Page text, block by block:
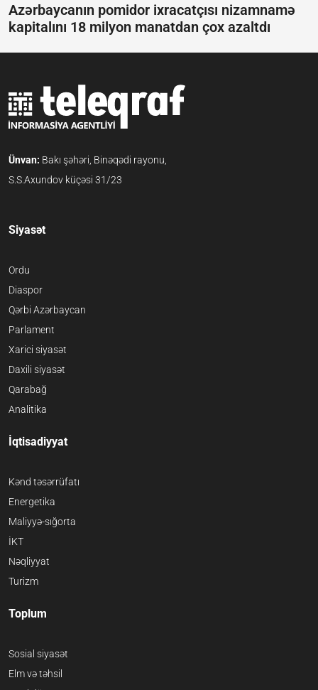
Azərbaycanın pomidor ixracatçısı nizamnamə
kapitalını 18 milyon manatdan çox azaltdı
Ünvan: Bakı şəhəri, Binəqədi rayonu,
S.S.Axundov küçəsi 31/23
Siyasət
Ordu
Diaspor
Qərbi Azərbaycan
Parlament
Xarici siyasət
Daxili siyasət
Qarabağ
Analitika
İqtisadiyyat
Kənd təsərrüfatı
Energetika
Maliyyə-sığorta
İKT
Nəqliyyat
Turizm
Toplum
Sosial siyasət
Elm və təhsil